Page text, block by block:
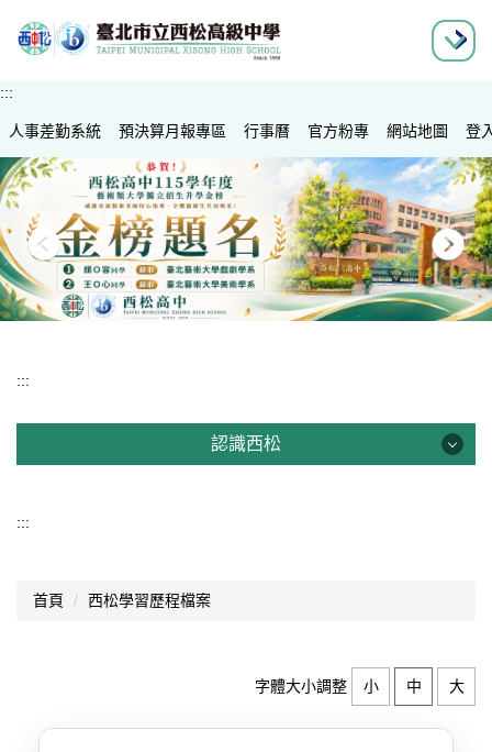
到
容
區
:::
人事差勤系統 預決算月報專區 行事曆 官方粉專 網站地圖 登
:::
認識西松
組織架構
:::
首頁 西松學習歷程檔案
字體大小調整 小 中 大
>
>
>
>
>
>